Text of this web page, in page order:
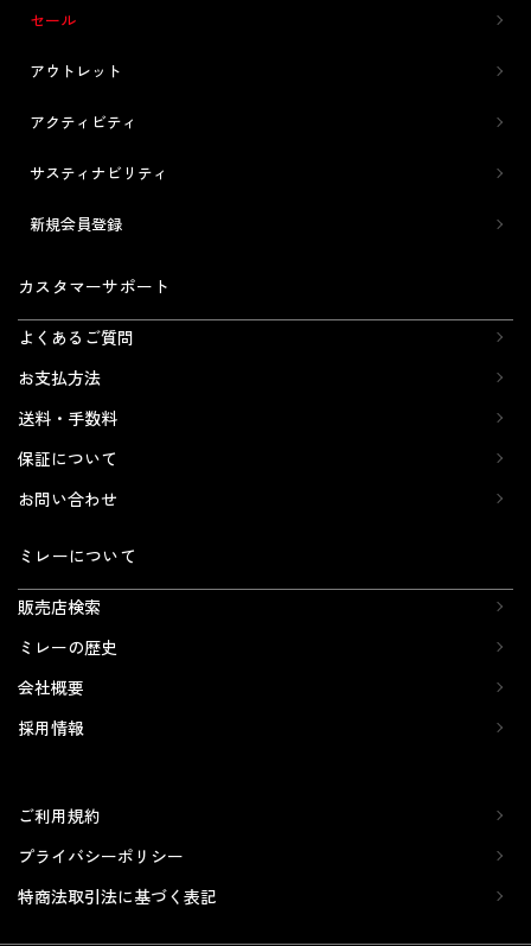
セール
アウトレット
アクティビティ
サスティナビリティ
新規会員登録
カスタマーサポート
よくあるご質問
お支払方法
送料・手数料
保証について
お問い合わせ
ミレーについて
販売店検索
ミレーの歴史
会社概要
採用情報
ご利用規約
プライバシーポリシー
特商法取引法に基づく表記